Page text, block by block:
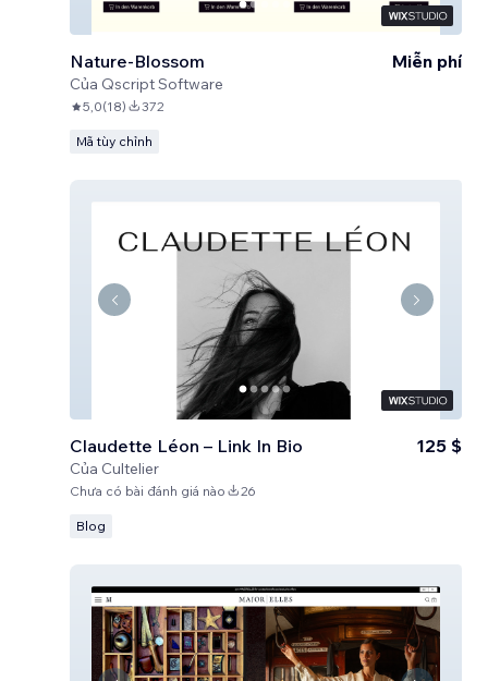
Nature-Blossom
Của Qscript Software
Miễn phí
5,0(18) 372
Mã tùy chỉnh
Claudette Léon – Link In Bio
Của Cultelier
125 $
Chưa có bài đánh giá nào 26
Blog